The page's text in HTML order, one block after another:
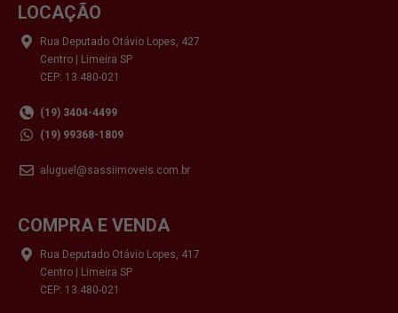
LOCAÇÃO
Rua Deputado Otávio Lopes, 427
Centro | Limeira SP
CEP: 13.480-021
(19) 3404-4499
(19) 99368-1809
aluguel@sassiimoveis.com.br
COMPRA E VENDA
Rua Deputado Otávio Lopes, 417
Centro | Limeira SP
CEP: 13.480-021